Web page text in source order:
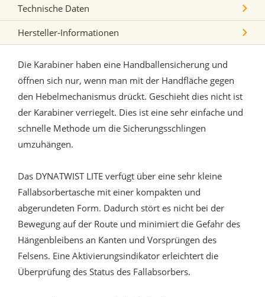
Technische Daten
Hersteller-Informationen
Die Karabiner haben eine Handballensicherung und
öffnen sich nur, wenn man mit der Handfläche gegen
den Hebelmechanismus drückt. Geschieht dies nicht ist
der Karabiner verriegelt. Dies ist eine sehr einfache und
schnelle Methode um die Sicherungsschlingen
umzuhängen.
Das DYNATWIST LITE verfügt über eine sehr kleine
Fallabsorbertasche mit einer kompakten und
abgerundeten Form. Dadurch stört es nicht bei der
Bewegung auf der Route und minimiert die Gefahr des
Hängenbleibens an Kanten und Vorsprüngen des
Felsens. Eine Aktivierungsindikator erleichtert die
Überprüfung des Status des Fallabsorbers.